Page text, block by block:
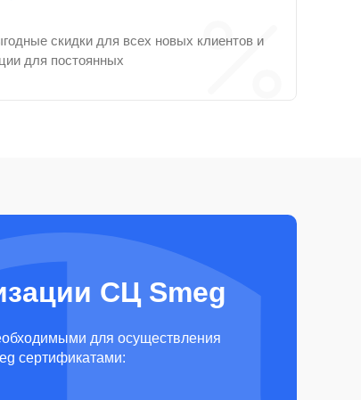
скидки для всех новых клиентов и
для постоянных
СЦ Smeg
для осуществления
сертификатами: